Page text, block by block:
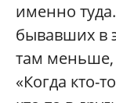
именно
бывавших в
там меньше,
«Когда кто-